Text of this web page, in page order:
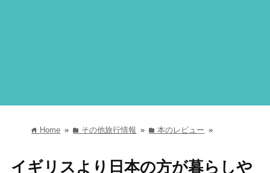
home Home » folder その他旅行情報 » folder本のレビュー »
イギリスより日本の方が暮らしや